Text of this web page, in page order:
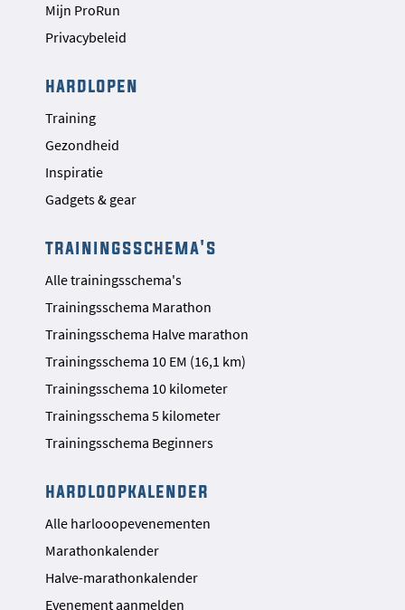
Mijn ProRun
Privacybeleid
hardlopen
Training
Gezondheid
Inspiratie
Gadgets & gear
trainingsschema's
Alle trainingsschema's
Trainingsschema Marathon
Trainingsschema Halve marathon
Trainingsschema 10 EM (16,1 km)
Trainingsschema 10 kilometer
Trainingsschema 5 kilometer
Trainingsschema Beginners
hardloopkalender
Alle harlooopevenementen
Marathonkalender
Halve-marathonkalender
Evenement aanmelden